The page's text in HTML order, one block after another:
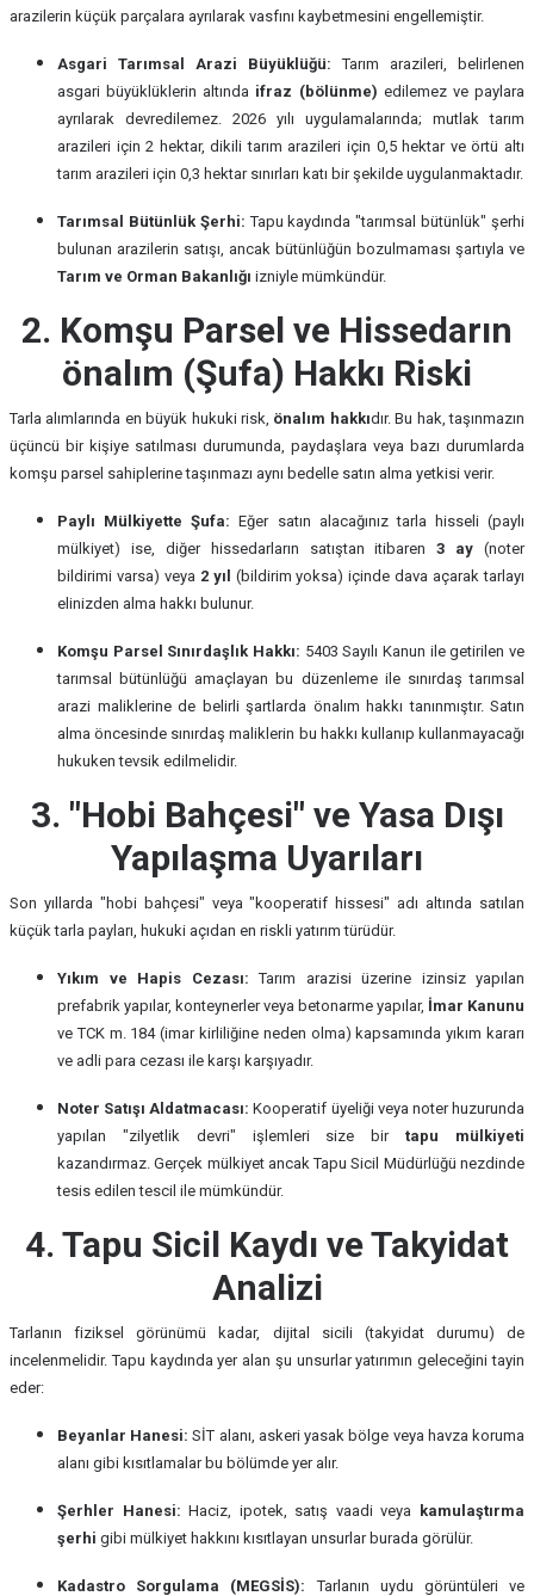
arazilerin küçük parçalara ayrılarak vasfını kaybetmesini engellemiştir.
Asgari Tarımsal Arazi Büyüklüğü: Tarım arazileri, belirlenen
asgari büyüklüklerin altında ifraz (bölünme) edilemez ve paylara
ayrılarak devredilemez. 2026 yılı uygulamalarında; mutlak tarım
arazileri için 2 hektar, dikili tarım arazileri için 0,5 hektar ve örtü altı
tarım arazileri için 0,3 hektar sınırları katı bir şekilde uygulanmaktadır.
Tarımsal Bütünlük Şerhi: Tapu kaydında "tarımsal bütünlük" şerhi
bulunan arazilerin satışı, ancak bütünlüğün bozulmaması şartıyla ve
Tarım ve Orman Bakanlığı izniyle mümkündür.
2. Komşu Parsel ve Hissedarın
önalım (Şufa) Hakkı Riski
Tarla alımlarında en büyük hukuki risk, önalım hakkıdır. Bu hak, taşınmazın
üçüncü bir kişiye satılması durumunda, paydaşlara veya bazı durumlarda
komşu parsel sahiplerine taşınmazı aynı bedelle satın alma yetkisi verir.
Paylı Mülkiyette Şufa: Eğer satın alacağınız tarla hisseli (paylı
mülkiyet) ise, diğer hissedarların satıştan itibaren3 ay (noter
bildirimi varsa) veya 2 yıl (bildirim yoksa) içinde dava açarak tarlayı
elinizden alma hakkı bulunur.
Komşu Parsel Sınırdaşlık Hakkı: 5403 Sayılı Kanun ile getirilen ve
tarımsal bütünlüğü amaçlayan bu düzenleme ile sınırdaş tarımsal
arazi maliklerine de belirli şartlarda önalım hakkı tanınmıştır. Satın
alma öncesinde sınırdaş maliklerin bu hakkı kullanıp kullanmayacağı
hukuken tevsik edilmelidir.
3. "Hobi Bahçesi" ve Yasa Dışı
Yapılaşma Uyarıları
Son yıllarda "hobi bahçesi" veya "kooperatif hissesi" adı altında satılan
küçük tarla payları, hukuki açıdan en riskli yatırım türüdür.
Yıkım ve Hapis Cezası: Tarım arazisi üzerine izinsiz yapılan
prefabrik yapılar, konteynerler veya betonarme yapılar, İmar Kanunu
ve TCK m. 184 (imar kirliliğine neden olma) kapsamında yıkım kararı
ve adli para cezası ile karşı karşıyadır.
Noter Satışı Aldatmacası: Kooperatif üyeliği veya noter huzurunda
yapılan "zilyetlik devri" işlemleri size birtapu mülkiyeti
kazandırmaz. Gerçek mülkiyet ancak Tapu Sicil Müdürlüğü nezdinde
tesis edilen tescil ile mümkündür.
4. Tapu Sicil Kaydı ve Takyidat
Analizi
Tarlanın fiziksel görünümü kadar, dijital sicili (takyidat durumu) de
incelenmelidir. Tapu kaydında yer alan şu unsurlar yatırımın geleceğini tayin
eder:
Beyanlar Hanesi: SİT alanı, askeri yasak bölge veya havza koruma
alanı gibi kısıtlamalar bu bölümde yer alır.
Şerhler Hanesi: Haciz, ipotek, satış vaadi veya
kamulaştırma
şerhi gibi mülkiyet hakkını kısıtlayan unsurlar burada görülür.
Kadastro Sorgulama (MEGSİS): Tarlanın uydu görüntüleri ve